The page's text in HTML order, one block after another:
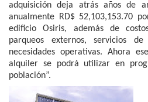
adquisición deja atrás años de
anualmente RD$ 52,103,153.70
edificio Osiris, además de
parqueos externos, servicios
necesidades operativas. Ahora
alquiler se podrá utilizar en
población”.